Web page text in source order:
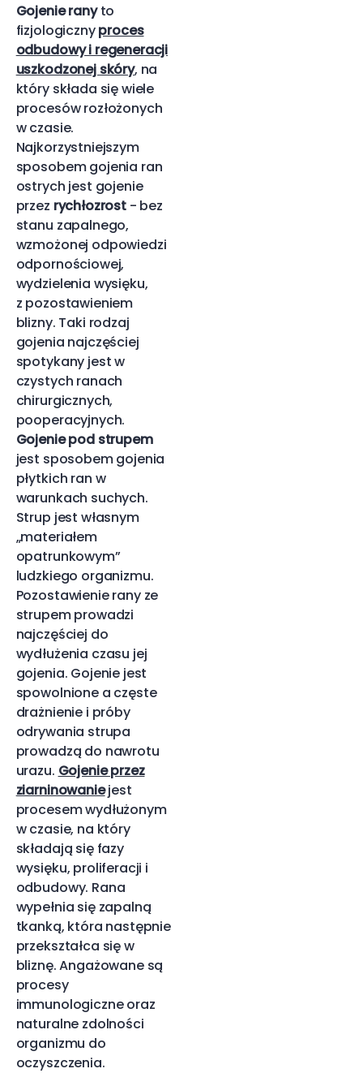
Gojenie ranyto
fizjologicznyproces
odbudowy i regeneracji
uszkodzonej skóry, na
który składa się wiele
procesów rozłożonych
w czasie.
Najkorzystniejszym
sposobem gojenia ran
ostrych jest gojenie
przez rychłozrost - bez
stanu zapalnego,
wzmożonej odpowiedzi
odpornościowej,
wydzielenia wysięku,
z pozostawieniem
blizny. Taki rodzaj
gojenia najczęściej
spotykany jest w
czystych ranach
chirurgicznych,
pooperacyjnych.
Gojenie pod strupem
jest sposobem gojenia
płytkich ran w
warunkach suchych.
Strup jest własnym
„materiałem
opatrunkowym”
ludzkiego organizmu.
Pozostawienie rany ze
strupem prowadzi
najczęściej do
wydłużenia czasu jej
gojenia. Gojenie jest
spowolnione a częste
drażnienie i próby
odrywania strupa
prowadzą do nawrotu
urazu. Gojenie przez
ziarninowaniejest
procesem wydłużonym
w czasie, na który
składają się fazy
wysięku, proliferacji i
odbudowy. Rana
wypełnia się zapalną
tkanką, która następnie
przekształca się w
bliznę. Angażowane są
procesy
immunologiczne oraz
naturalne zdolności
organizmu do
oczyszczenia.